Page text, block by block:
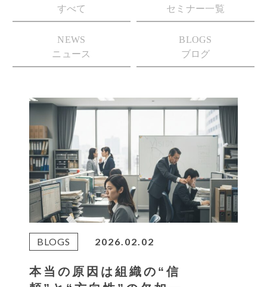
すべて
セミナー一覧
NEWS
ニュース
BLOGS
ブログ
BLOGS 2026.02.02
本当の原因は組織の“信